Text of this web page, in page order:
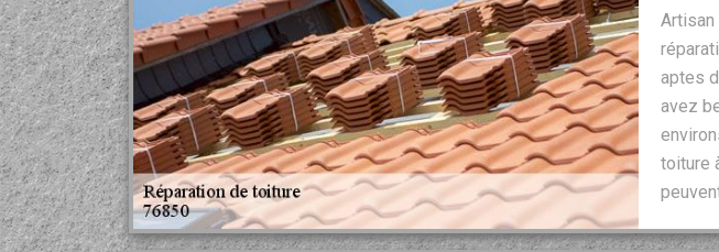
Artisan
aptes
avez
toiture